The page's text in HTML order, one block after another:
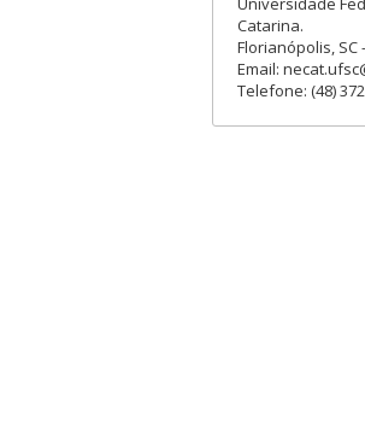
Catarina.
Florianópolis, SC
Email:
Telefone: (48)